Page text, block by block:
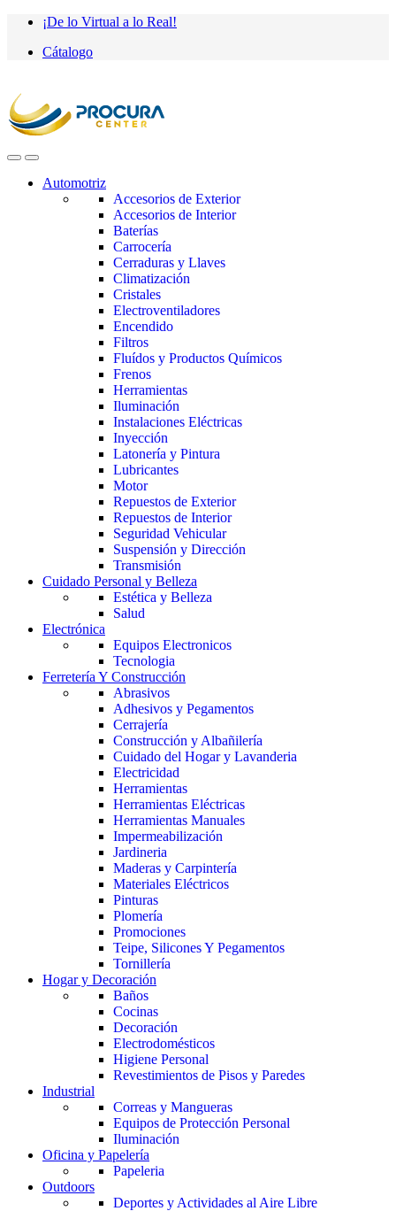
Saltar
navegación
saltar
contenido
¡De lo Virtual a lo Real!
Cátalogo
Automotriz
Accesorios de Exterior
Accesorios de Interior
Baterías
Carrocería
Cerraduras y Llaves
Climatización
Cristales
Electroventiladores
Encendido
Filtros
Fluídos y Productos Químicos
Frenos
Herramientas
Iluminación
Instalaciones Eléctricas
Inyección
Latonería y Pintura
Lubricantes
Motor
Repuestos de Exterior
Repuestos de Interior
Seguridad Vehicular
Suspensión y Dirección
Transmisión
Cuidado Personal y Belleza
Estética y Belleza
Salud
Electrónica
Equipos Electronicos
Tecnologia
Ferretería Y Construcción
Abrasivos
Adhesivos y Pegamentos
Cerrajería
Construcción y Albañilería
Cuidado del Hogar y Lavanderia
Electricidad
Herramientas
Herramientas Eléctricas
Herramientas Manuales
Impermeabilización
Jardineria
Maderas y Carpintería
Materiales Eléctricos
Pinturas
Plomería
Promociones
Teipe, Silicones Y Pegamentos
Tornillería
Hogar y Decoración
Baños
Cocinas
Decoración
Electrodomésticos
Higiene Personal
Revestimientos de Pisos y Paredes
Industrial
Correas y Mangueras
Equipos de Protección Personal
Iluminación
Oficina y Papelería
Papeleria
Outdoors
Deportes y Actividades al Aire Libre